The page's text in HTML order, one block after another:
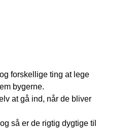
forskellige ting at lege
bygerne.
at gå ind, når de bliver
så er de rigtig dygtige til